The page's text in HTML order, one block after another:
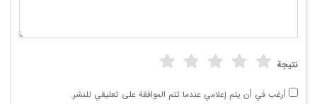
نتيجة
أرغب في أن يتم إعلامي عندما تتم الموافقة على تعليقي للنشر.